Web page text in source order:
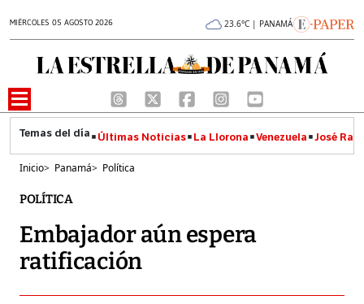
MIÉRCOLES 05 AGOSTO 2026 23.6°C | PANAMÁ
Últimas Noticias La Llorona Venezuela José
Inicio> Panamá> Política
POLÍTICA
Embajador aún espera
ratificación